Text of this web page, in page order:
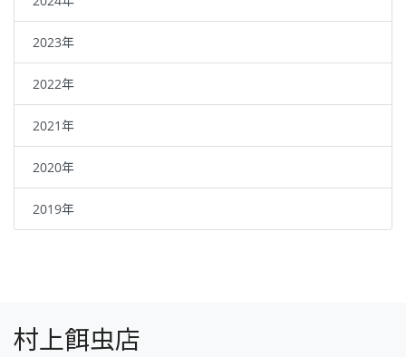
2023年
2022年
2021年
2020年
2019年
村上餌虫店